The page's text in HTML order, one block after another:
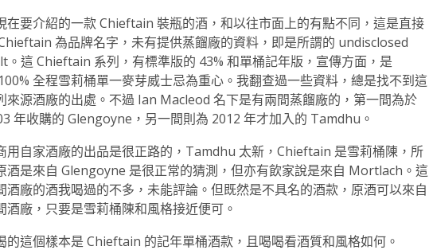
在要介紹的一款 Chieftain 裝瓶的酒，和以往市面上的有點不同，這是直接
為品牌名字，未有提供蒸餾廠的資料，即是所謂的 undisclosed
。這 Chieftain 系列，有標準版的 43% 和單桶記年版，宣傳方面，是
全程雪莉桶單一麥芽威士忌為重心。我翻查過一些資料，總是找不到這
來源酒廠的出處。不過 Ian Macleod 名下是有兩間蒸餾廠的，第一間為於
年收購的 Glengoyne，另一間則為 2012 年才加入的 Tamdhu。
用自家酒廠的出品是很正路的，Tamdhu 太新，Chieftain 是雪莉桶陳，所
酒是來自 Glengoyne 是很正常的猜測，但亦有飲家說是來自 Mortlach。這
酒廠的酒我喝過的不多，未能評論。但既然是不具名的酒款，原酒可以來自
酒廠，只要是雪莉桶陳和風格接近便可。
的這個樣本是 Chieftain 的記年單桶酒款，且喝喝看酒質和風格如何。